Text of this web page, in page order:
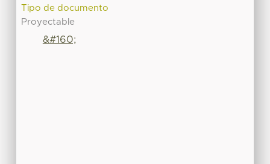
Tipo de documento
Proyectable
&#160;